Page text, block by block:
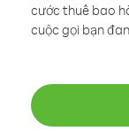
cước thuê bao
cuộc gọi bạn